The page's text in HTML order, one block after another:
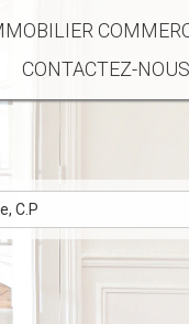
CONTACTEZ-NOUS
C.P